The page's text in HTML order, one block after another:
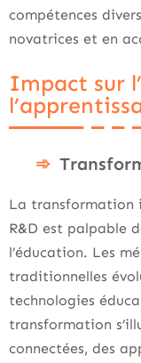
compétences
novatrices et en
Impact sur
La transformation
R&D est palpable
l’éducation. Les
traditionnelles
technologies
transformation
connectées, des